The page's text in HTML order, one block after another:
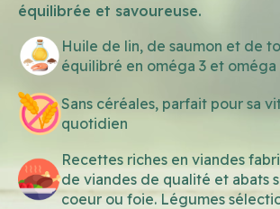
équilibrée et savoureuse.
Huile de lin, de saumon et de
équilibré en oméga 3 et oméga
Sans céréales, parfait pour sa
quotidien
Recettes riches en viandes
de viandes de qualité et abats
coeur ou foie. Légumes